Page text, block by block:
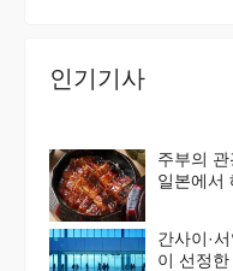
인기기사
주부의
일본에서
간사이·
이 선정